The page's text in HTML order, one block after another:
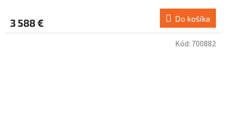
3 588 € Do košíka
Kód: 700882